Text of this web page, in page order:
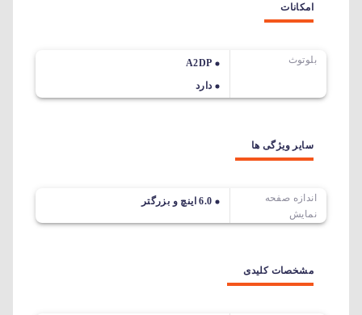
امکانات
بلوتوث
A2DP
دارد
سایر ویژگی ها
اندازه صفحه
نمایش
6.0 اینچ و بزرگتر
مشخصات کلیدی